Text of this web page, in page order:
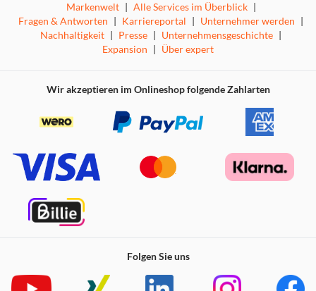
Markenwelt | Alle Services im Überblick |
Fragen & Antworten | Karriereportal | Unternehmer werden |
Nachhaltigkeit | Presse | Unternehmensgeschichte |
Expansion | Über expert
Wir akzeptieren im Onlineshop folgende Zahlarten
Folgen Sie uns